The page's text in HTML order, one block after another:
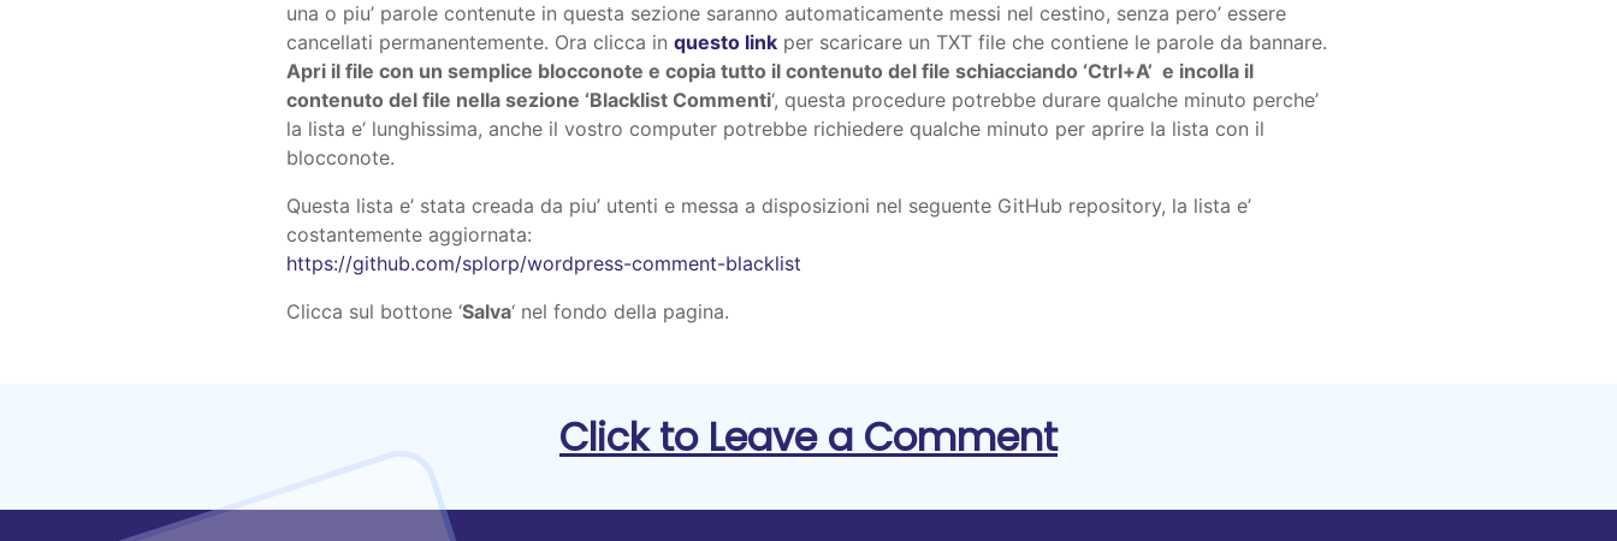
una o piu’ parole contenute in questa sezione saranno automaticamente messi nel cestino, senza pero’ essere
cancellati permanentemente. Ora clicca in questo link per scaricare un TXT file che contiene le parole da bannare.
Apri il file con un semplice blocconote e copia tutto il contenuto del file schiacciando ‘Ctrl+A’ e incolla il
contenuto del file nella sezione ‘Blacklist Commenti‘, questa procedure potrebbe durare qualche minuto perche’
la lista e’ lunghissima, anche il vostro computer potrebbe richiedere qualche minuto per aprire la lista con il
blocconote.
Questa lista e’ stata creada da piu’ utenti e messa a disposizioni nel seguente GitHub repository, la lista e’
costantemente aggiornata:
https://github.com/splorp/wordpress-comment-blacklist
Clicca sul bottone ‘Salva‘ nel fondo della pagina.
Click to Leave a Comment